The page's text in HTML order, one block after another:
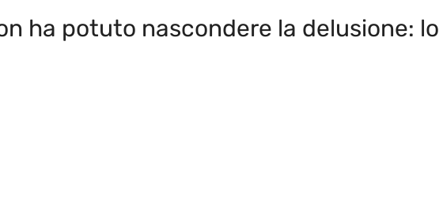
ha potuto nascondere la delusione: lo